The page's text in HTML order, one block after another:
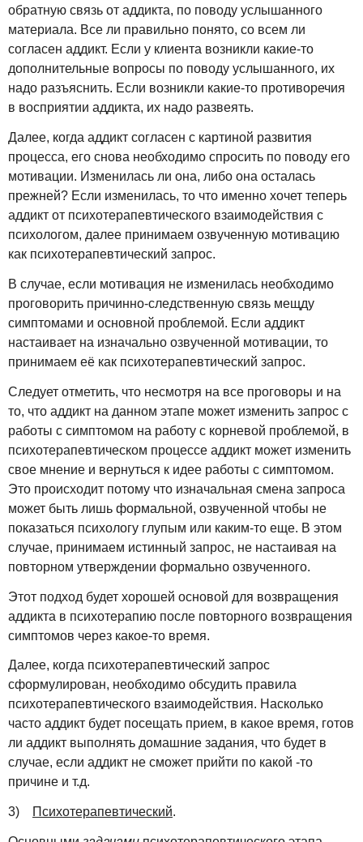
обратную связь от аддикта, по поводу услышанного
материала. Все ли правильно понято, со всем ли
согласен аддикт. Если у клиента возникли какие-то
дополнительные вопросы по поводу услышанного, их
надо разъяснить. Если возникли какие-то противоречия
в восприятии аддикта, их надо развеять.
Далее, когда аддикт согласен с картиной развития
процесса, его снова необходимо спросить по поводу его
мотивации. Изменилась ли она, либо она осталась
прежней? Если изменилась, то что именно хочет теперь
аддикт от психотерапевтического взаимодействия с
психологом, далее принимаем озвученную мотивацию
как психотерапевтический запрос.
В случае, если мотивация не изменилась необходимо
проговорить причинно-следственную связь мещду
симптомами и основной проблемой. Если аддикт
настаивает на изначально озвученной мотивации, то
принимаем её как психотерапевтический запрос.
Следует отметить, что несмотря на все проговоры и на
то, что аддикт на данном этапе может изменить запрос с
работы с симптомом на работу с корневой проблемой, в
психотерапевтическом процессе аддикт может изменить
свое мнение и вернуться к идее работы с симптомом.
Это происходит потому что изначальная смена запроса
может быть лишь формальной, озвученной чтобы не
показаться психологу глупым или каким-то еще. В этом
случае, принимаем истинный запрос, не настаивая на
повторном утверждении формально озвученного.
Этот подход будет хорошей основой для возвращения
аддикта в психотерапию после повторного возвращения
симптомов через какое-то время.
Далее, когда психотерапевтический запрос
сформулирован, необходимо обсудить правила
психотерапевтического взаимодействия. Насколько
часто аддикт будет посещать прием, в какое время, готов
ли аддикт выполнять домашние задания, что будет в
случае, если аддикт не сможет прийти по какой -то
причине и т.д.
3) Психотерапевтический.